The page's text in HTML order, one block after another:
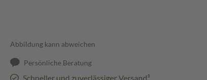
Abbildung kann abweichen
Persönliche Beratung
Schneller und zuverlässiger Versand³